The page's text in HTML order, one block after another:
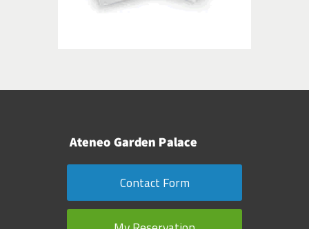
Contact Form